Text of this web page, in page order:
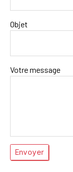
Objet
Votre message